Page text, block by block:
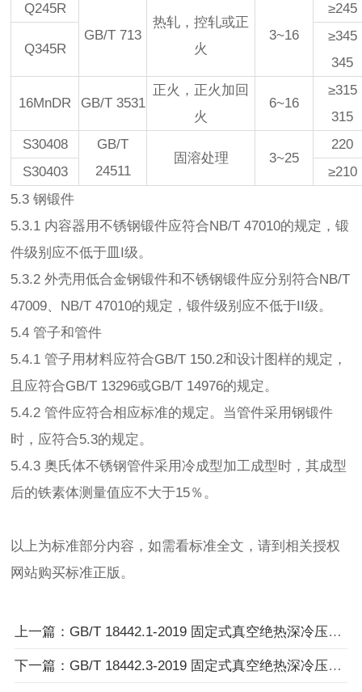
Q245R
GB/T 713
热轧，控轧或正
火
3~16
≥245
Q345R
≥345
345
16MnDR GB/T 3531
正火，正火加回
火
6~16
≥315
315
S30408
GB/T
24511
固溶处理 3~25
220
S30403
≥210
5.3 钢锻件
5.3.1 内容器用不锈钢锻件应符合NB/T 47010的规定，锻
件级别应不低于皿I级。
5.3.2 外壳用低合金钢锻件和不锈钢锻件应分别符合NB/T
47009、NB/T 47010的规定，锻件级别应不低于II级。
5.4 管子和管件
5.4.1 管子用材料应符合GB/T 150.2和设计图样的规定，
且应符合GB/T 13296或GB/T 14976的规定。
5.4.2 管件应符合相应标准的规定。当管件采用钢锻件
时，应符合5.3的规定。
5.4.3 奥氏体不锈钢管件采用冷成型加工成型时，其成型
后的铁素体测量值应不大于15％。
以上为标准部分内容，如需看标准全文，请到相关授权
网站购买标准正版。
上一篇：GB/T 18442.1-2019 固定式真空绝热深冷压力容器 第1部分 总则
下一篇：GB/T 18442.3-2019 固定式真空绝热深冷压力容器 第3部分：设计